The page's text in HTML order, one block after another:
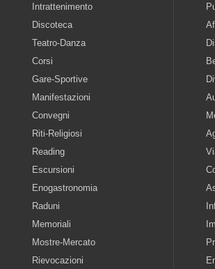
Intrattenimento
Discoteca
Teatro-Danza
Corsi
Gare-Sportive
Manifestazioni
Convegni
Riti-Religiosi
Reading
Escursioni
Enogastronomia
Raduni
Memoriali
Mostre-Mercato
Rievocazioni